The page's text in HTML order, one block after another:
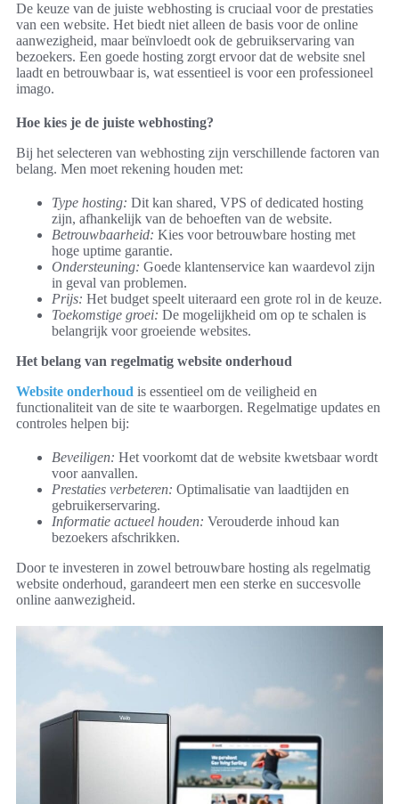
De keuze van de juiste webhosting is cruciaal voor de prestaties
van een website. Het biedt niet alleen de basis voor de online
aanwezigheid, maar beïnvloedt ook de gebruikservaring van
bezoekers. Een goede hosting zorgt ervoor dat de website snel
laadt en betrouwbaar is, wat essentieel is voor een professioneel
imago.
Hoe kies je de juiste webhosting?
Bij het selecteren van webhosting zijn verschillende factoren van
belang. Men moet rekening houden met:
Type hosting: Dit kan shared, VPS of dedicated hosting
zijn, afhankelijk van de behoeften van de website.
Betrouwbaarheid: Kies voor betrouwbare hosting met
hoge uptime garantie.
Ondersteuning: Goede klantenservice kan waardevol zijn
in geval van problemen.
Prijs: Het budget speelt uiteraard een grote rol in de keuze.
Toekomstige groei: De mogelijkheid om op te schalen is
belangrijk voor groeiende websites.
Het belang van regelmatig website onderhoud
Website onderhoud is essentieel om de veiligheid en
functionaliteit van de site te waarborgen. Regelmatige updates en
controles helpen bij:
Beveiligen: Het voorkomt dat de website kwetsbaar wordt
voor aanvallen.
Prestaties verbeteren: Optimalisatie van laadtijden en
gebruikerservaring.
Informatie actueel houden: Verouderde inhoud kan
bezoekers afschrikken.
Door te investeren in zowel betrouwbare hosting als regelmatig
website onderhoud, garandeert men een sterke en succesvolle
online aanwezigheid.